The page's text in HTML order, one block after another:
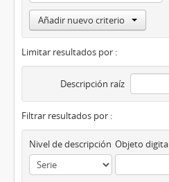
Añadir nuevo criterio
Limitar resultados por :
Descripción raíz
Filtrar resultados por :
Nivel de descripción